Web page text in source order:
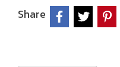
Share